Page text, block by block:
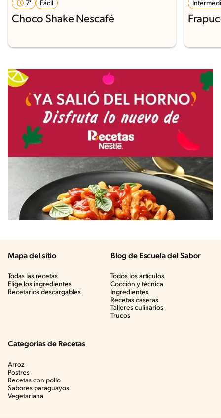
7' Fácil
Choco Shake Nescafé
Mapa del sitio
Todas las recetas
Elige los ingredientes
Recetarios descargables
Blog de Escuela del Sabor
Todos los artículos
Cocción y técnica
Ingredientes
Recetas caseras
Talleres culinarios
Trucos
Categorias de Recetas
Arroz
Postres
Recetas con pollo
Sabores paraguayos
Vegetariana